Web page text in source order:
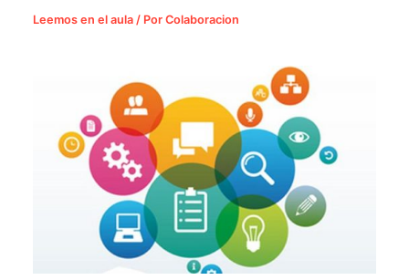
Leemos en el aula / PorColaboracion